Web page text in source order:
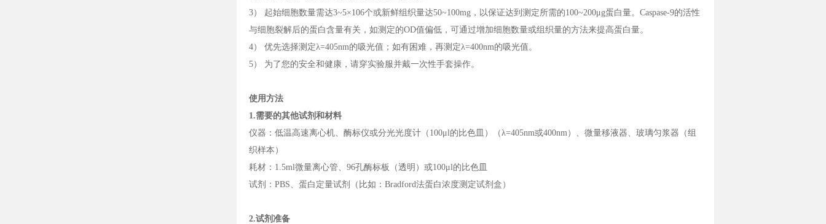
3） 起始细胞数量需达3~5×106个或新鲜组织量达50~100mg，以保证达到测定所需的100~200μg蛋白量。Caspase-9的活性
与细胞裂解后的蛋白含量有关，如测定的OD值偏低，可通过增加细胞数量或组织量的方法来提高蛋白量。
4） 优先选择测定λ=405nm的吸光值；如有困难，再测定λ=400nm的吸光值。
5） 为了您的安全和健康，请穿实验服并戴一次性手套操作。
使用方法
1.需要的其他试剂和材料
仪器：低温高速离心机、酶标仪或分光光度计（100μl的比色皿）（λ=405nm或400nm）、微量移液器、玻璃匀浆器（组
织样本）
耗材：1.5ml微量离心管、96孔酶标板（透明）或100μl的比色皿
试剂：PBS、蛋白定量试剂（比如：Bradford法蛋白浓度测定试剂盒）
2.试剂准备